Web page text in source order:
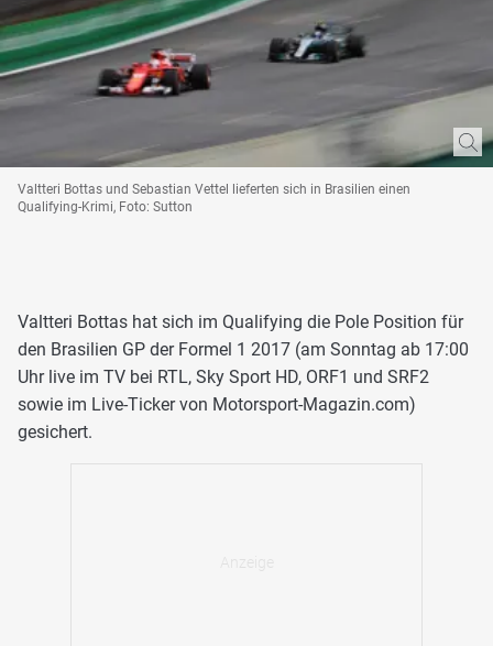
Valtteri Bottas und Sebastian Vettel lieferten sich in Brasilien einen
Qualifying-Krimi, Foto: Sutton
Valtteri Bottas hat sich im Qualifying die Pole Position für
den Brasilien GP der Formel 1 2017 (am Sonntag ab 17:00
Uhr live im TV bei RTL, Sky Sport HD, ORF1 und SRF2
sowie im Live-Ticker von Motorsport-Magazin.com)
gesichert.